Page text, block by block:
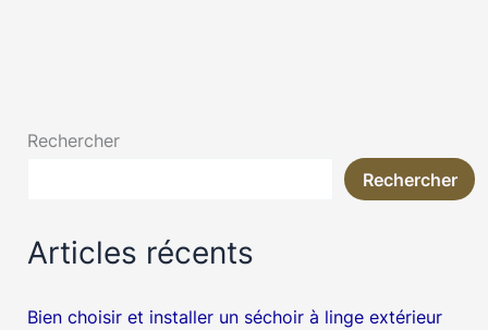
Rechercher
Rechercher
Articles récents
Bien choisir et installer un séchoir à linge extérieur